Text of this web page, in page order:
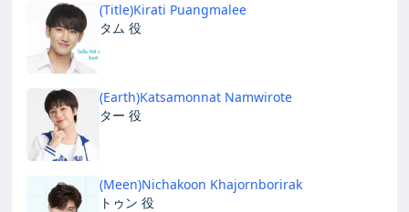
(Title)Kirati Puangmalee
タム 役
(Earth)Katsamonnat Namwirote
ター 役
(Meen)Nichakoon Khajornborirak
トゥン 役